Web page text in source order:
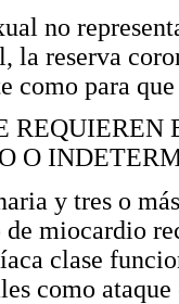
no
la reserva
como para
O
y tres o
miocardio
clase
como